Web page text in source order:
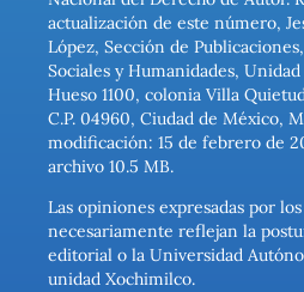
actualización de este número,
López, Sección de
Sociales y Humanidades,
Hueso 1100, colonia Villa
C.P. 04960, Ciudad de México,
modificación: 15 de febrero de
archivo 10.5 MB.
Las opiniones expresadas por
necesariamente reflejan la
editorial o la Universidad
unidad Xochimilco.